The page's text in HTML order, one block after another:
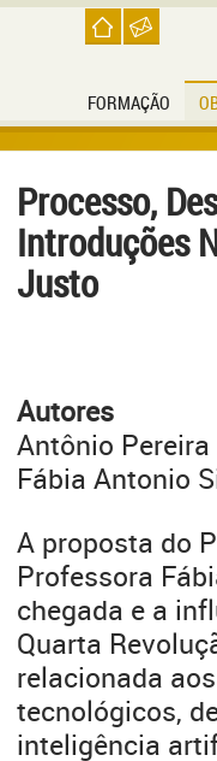
FORMAÇÃO
Processo,
Introduções
Justo
Autores
Antônio
Fábia Antonio
A proposta do
Professora
chegada e a
Quarta
relacionada
tecnológicos,
inteligência